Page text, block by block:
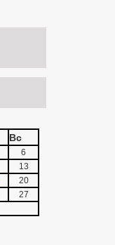
Вс
6
13
20
27